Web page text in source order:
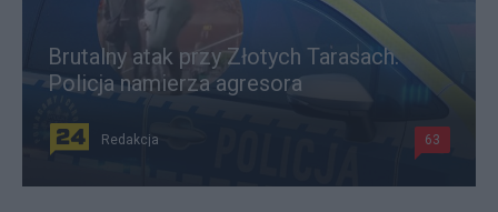
Brutalny atak przy Złotych Tarasach.
Policja namierza agresora
Redakcja 63